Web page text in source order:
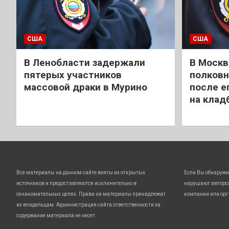
США
В Ленобласти задержали
пятерых участников
массовой драки в Мурино
США
В
после
на
Все материалы на данном сайте взяты из открытых
источников и предоставляются исключительно в
ознакомительных целях. Права на материалы принадлежат
их владельцам. Администрация сайта ответственности за
содержание материала не несет.
Если Вы
нарушают
компании или